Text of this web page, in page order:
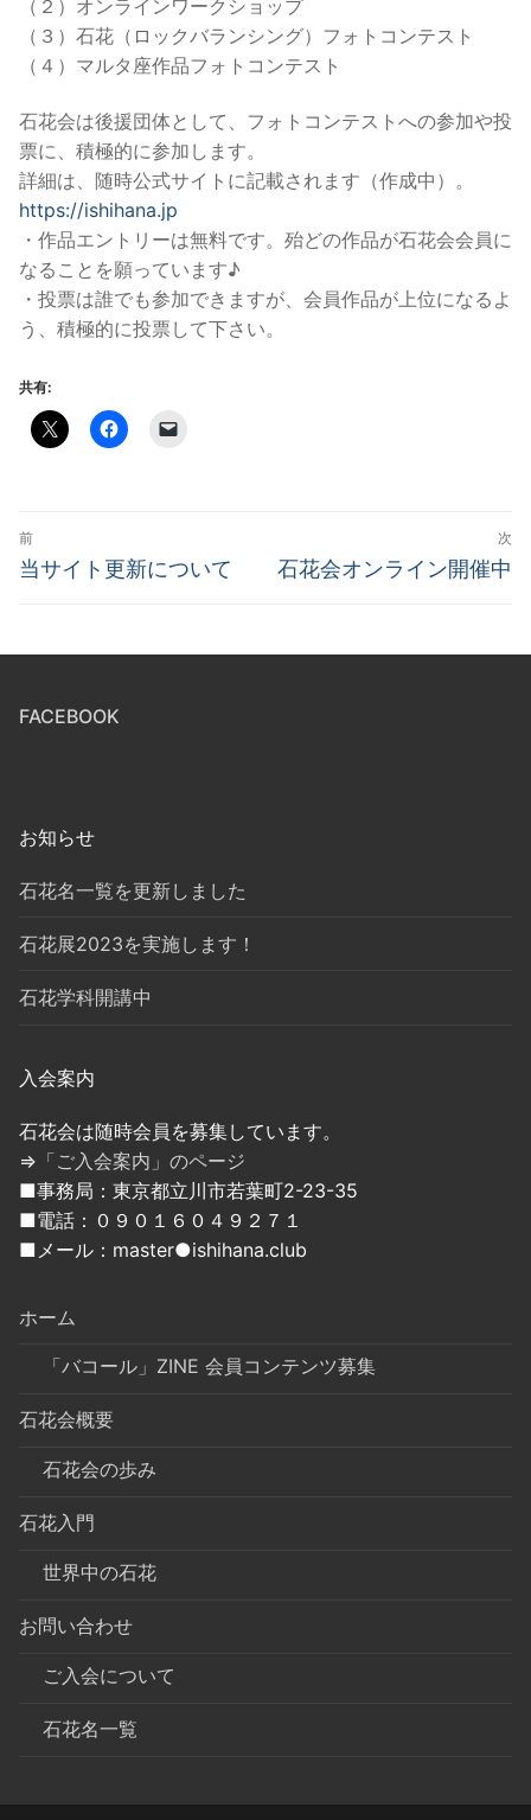
（２）オンラインワークショップ
（３）石花（ロックバランシング）フォトコンテスト
（４）マルタ座作品フォトコンテスト
石花会は後援団体として、フォトコンテストへの参加や投
票に、積極的に参加します。
詳細は、随時公式サイトに記載されます（作成中）。
https://ishihana.jp
・作品エントリーは無料です。殆どの作品が石花会会員に
なることを願っています♪
・投票は誰でも参加できますが、会員作品が上位になるよ
う、積極的に投票して下さい。
共有:
投
稿
ビ
ー
ン
前
前
稿:
当サイト更新について
次
次
稿:
石花会オンライン開催中
FACEBOOK
お知らせ
石花名一覧を更新しました
石花展2023を実施します！
石花学科開講中
入会案内
石花会は随時会員を募集しています。
⇒ 「ご入会案内」のページ
■事務局：東京都立川市若葉町2-23-35
■電話：０９０１６０４９２７１
■メール：master●ishihana.club
ホーム
「バコール」ZINE 会員コンテンツ募集
石花会概要
石花会の歩み
石花入門
世界中の石花
お問い合わせ
ご入会について
石花名一覧